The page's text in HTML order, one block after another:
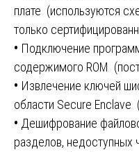
плате (используются
только
• Подключение
содержимого ROM
• Извлечение ключей
области Secure Enclave
• Дешифрование
разделов, недоступных